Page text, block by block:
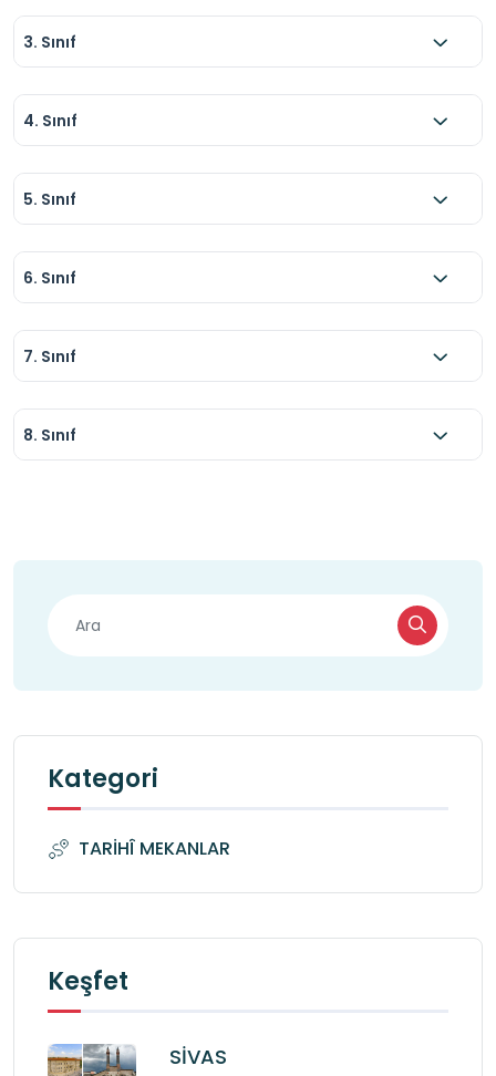
3. Sınıf
4. Sınıf
5. Sınıf
6. Sınıf
7. Sınıf
8. Sınıf
Kategori
TARİHÎ MEKANLAR
Keşfet
SİVAS